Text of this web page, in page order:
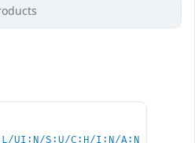
UI:N/S:U/C:H/I:N/A:N